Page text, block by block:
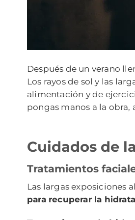
Después de un verano
Los rayos de sol y las
alimentación y de
pongas manos a la obra,
Cuidados de
Tratamientos
Las largas exposiciones
para recuperar la